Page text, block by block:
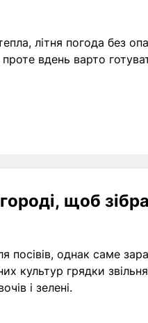
літня погода без
вдень варто
щоб
посівів, однак саме
культур грядки
і зелені.